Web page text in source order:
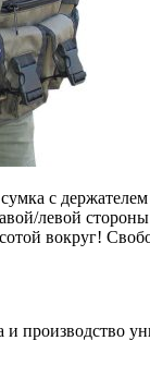
сумка с
левой
вокруг!
и производство